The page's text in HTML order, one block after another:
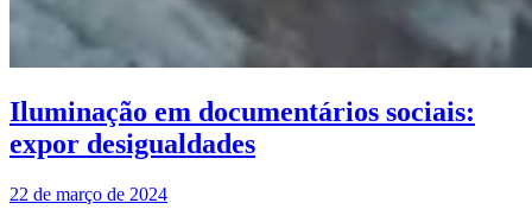
Iluminação em documentários sociais:
expor desigualdades
22 de março de 2024